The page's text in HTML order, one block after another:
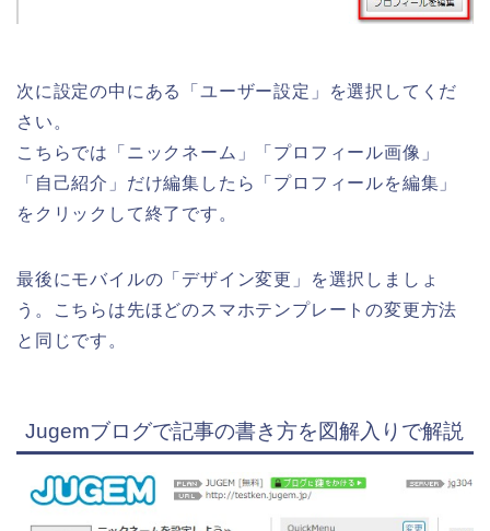
次に設定の中にある「ユーザー設定」を選択してくだ
さい。
こちらでは「ニックネーム」「プロフィール画像」
「自己紹介」だけ編集したら「プロフィールを編集」
をクリックして終了です。
最後にモバイルの「デザイン変更」を選択しましょ
う。こちらは先ほどのスマホテンプレートの変更方法
と同じです。
Jugemブログで記事の書き方を図解入りで解説